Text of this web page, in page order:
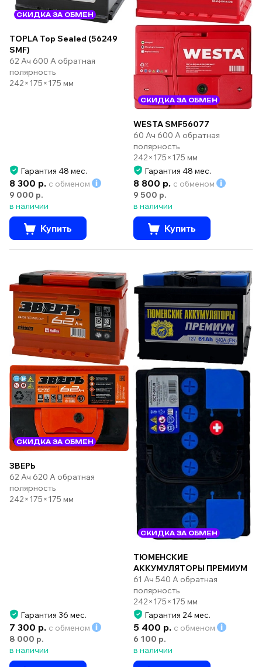
СКИДКА ЗА ОБМЕН
TOPLA Top Sealed (56249
SMF)
62 Ач 600 А обратная
полярность
242×175×175 мм
Гарантия 48 мес.
8 300 р. с обменом
9 000 р.
в наличии
Купить
СКИДКА ЗА ОБМЕН
WESTA SMF56077
60 Ач 600 А обратная
полярность
242×175×175 мм
Гарантия 48 мес.
8 800 р. с обменом
9 500 р.
в наличии
Купить
СКИДКА ЗА ОБМЕН
ЗВЕРЬ
62 Ач 620 А обратная
полярность
242×175×175 мм
Гарантия 36 мес.
7 300 р. с обменом
8 000 р.
в наличии
СКИДКА ЗА ОБМЕН
ТЮМЕНСКИЕ
АККУМУЛЯТОРЫ ПРЕМИУМ
61 Ач 540 А обратная
полярность
242×175×175 мм
Гарантия 24 мес.
5 400 р. с обменом
6 100 р.
в наличии